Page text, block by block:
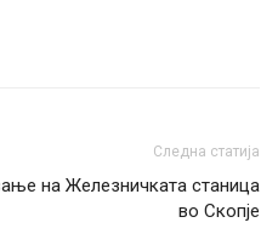
Следна статија
на Железничката станица
во Скопје